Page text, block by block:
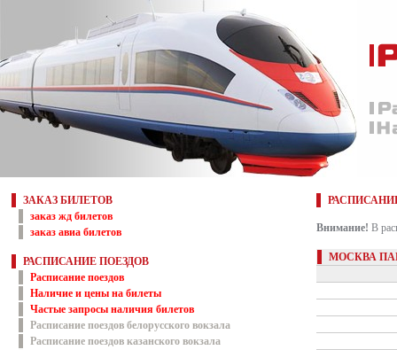
ЗАКАЗ БИЛЕТОВ
заказ жд билетов
заказ авиа билетов
РАСПИСАНИЕ ПОЕЗДОВ
Расписание поездов
Наличие и цены на билеты
Частые запросы наличия билетов
Расписание поездов белорусского вокзала
Расписание поездов казанского вокзала
Внимание! В
МОСКВА